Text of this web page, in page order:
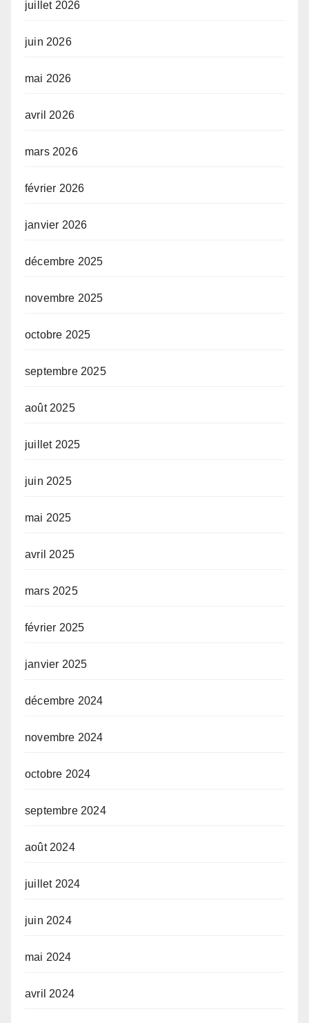
juillet 2026
juin 2026
mai 2026
avril 2026
mars 2026
février 2026
janvier 2026
décembre 2025
novembre 2025
octobre 2025
septembre 2025
août 2025
juillet 2025
juin 2025
mai 2025
avril 2025
mars 2025
février 2025
janvier 2025
décembre 2024
novembre 2024
octobre 2024
septembre 2024
août 2024
juillet 2024
juin 2024
mai 2024
avril 2024